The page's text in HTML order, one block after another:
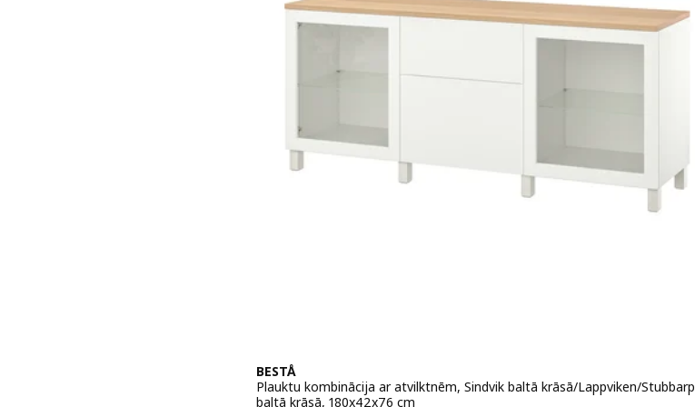
BESTÅ
Plauktu kombinācija ar atvilktnēm, Sindvik baltā krāsā/Lappviken/Stubbarp
baltā krāsā, 180x42x76 cm